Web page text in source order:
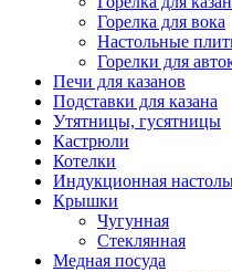
Горелка для вока
Настольные
Горелки для
Печи для казанов
Подставки для казана
Утятницы, гусятницы
Кастрюли
Котелки
Индукционная
Крышки
Чугунная
Стеклянная
Медная посуда